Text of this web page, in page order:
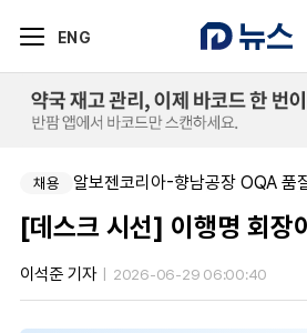
ENG
채용
채용
[데스크 시선] 이행명 회장
이석준 기자 2026-06-29 06:00:40